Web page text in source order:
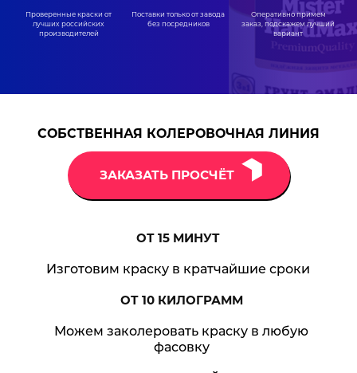
Проверенные краски от
лучших российских
производителей
Поставки только от завода
без посредников
Оперативно примем
заказ, подскажем лучший
вариант
СОБСТВЕННАЯ КОЛЕРОВОЧНАЯ ЛИНИЯ
ЗАКАЗАТЬ ПРОСЧЁТ
ОТ 15 МИНУТ
Изготовим краску в кратчайшие сроки
ОТ 10КИЛОГРАММ
Можем заколеровать краску в любую
фасовку